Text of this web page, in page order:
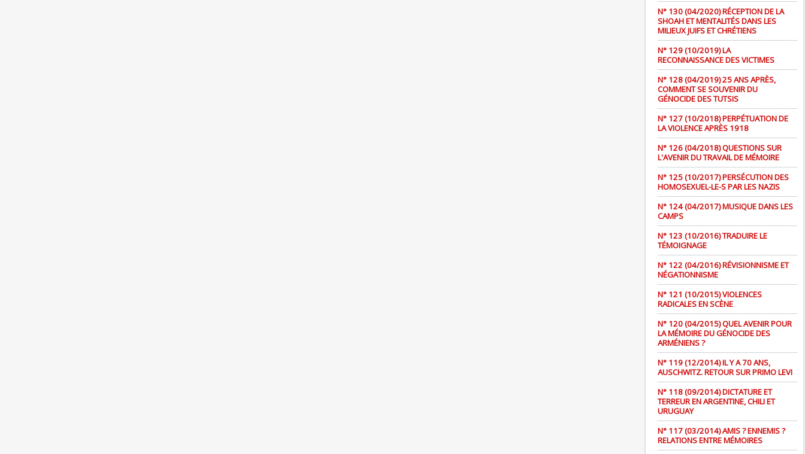
N° 130 (04/2020) RÉCEPTION DE LA
SHOAH ET MENTALITÉS DANS LES
MILIEUX JUIFS ET CHRÉTIENS
N° 129 (10/2019) LA
RECONNAISSANCE DES VICTIMES
N° 128 (04/2019) 25 ANS APRÈS,
COMMENT SE SOUVENIR DU
GÉNOCIDE DES TUTSIS
N° 127 (10/2018) PERPÉTUATION DE
LA VIOLENCE APRÈS 1918
N° 126 (04/2018) QUESTIONS SUR
L'AVENIR DU TRAVAIL DE MÉMOIRE
N° 125 (10/2017) PERSÉCUTION DES
HOMOSEXUEL-LE-S PAR LES NAZIS
N° 124 (04/2017) MUSIQUE DANS LES
CAMPS
N° 123 (10/2016) TRADUIRE LE
TÉMOIGNAGE
N° 122 (04/2016) RÉVISIONNISME ET
NÉGATIONNISME
N° 121 (10/2015) VIOLENCES
RADICALES EN SCÈNE
N° 120 (04/2015) QUEL AVENIR POUR
LA MÉMOIRE DU GÉNOCIDE DES
ARMÉNIENS ?
N° 119 (12/2014) IL Y A 70 ANS,
AUSCHWITZ. RETOUR SUR PRIMO LEVI
N° 118 (09/2014) DICTATURE ET
TERREUR EN ARGENTINE, CHILI ET
URUGUAY
N° 117 (03/2014) AMIS ? ENNEMIS ?
RELATIONS ENTRE MÉMOIRES